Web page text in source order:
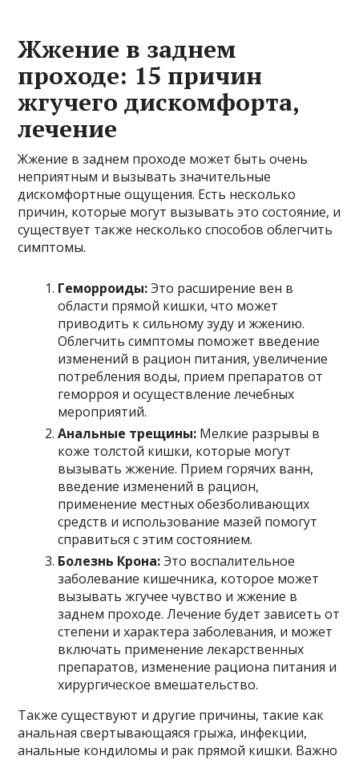
Жжение в заднем
проходе: 15 причин
жгучего дискомфорта,
лечение
Жжение в заднем проходе может быть очень
неприятным и вызывать значительные
дискомфортные ощущения. Есть несколько
причин, которые могут вызывать это состояние, и
существует также несколько способов облегчить
симптомы.
Геморроиды:Это расширение вен в
области прямой кишки, что может
приводить к сильному зуду и жжению.
Облегчить симптомы поможет введение
изменений в рацион питания, увеличение
потребления воды, прием препаратов от
геморроя и осуществление лечебных
мероприятий.
Анальные трещины: Мелкие разрывы в
коже толстой кишки, которые могут
вызывать жжение. Прием горячих ванн,
введение изменений в рацион,
применение местных обезболивающих
средств и использование мазей помогут
справиться с этим состоянием.
Болезнь Крона:Это воспалительное
заболевание кишечника, которое может
вызывать жгучее чувство и жжение в
заднем проходе. Лечение будет зависеть от
степени и характера заболевания, и может
включать применение лекарственных
препаратов, изменение рациона питания и
хирургическое вмешательство.
Также существуют и другие причины, такие как
анальная свертывающаяся грыжа, инфекции,
анальные кондиломы и рак прямой кишки. Важно